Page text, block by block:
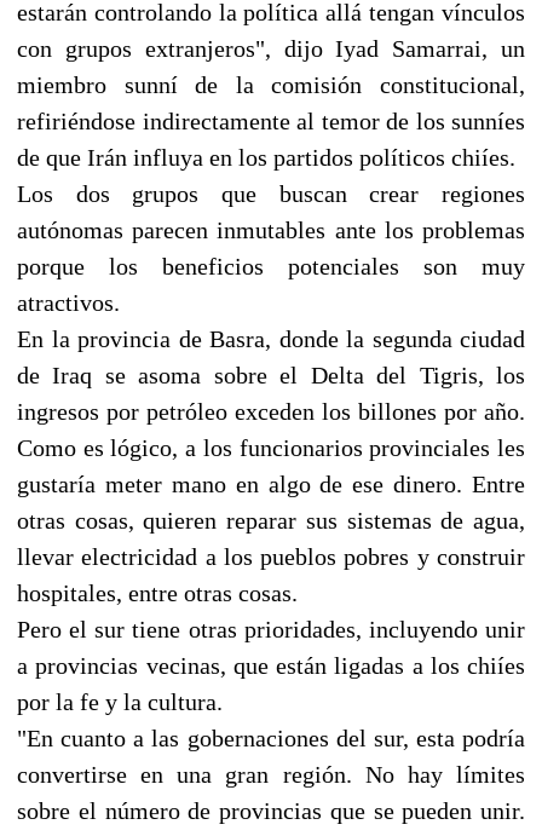
estarán controlando la política allá tengan vínculos
con grupos extranjeros", dijo Iyad Samarrai, un
miembro sunní de la comisión constitucional,
refiriéndose indirectamente al temor de los sunníes
de que Irán influya en los partidos políticos chiíes.
Los dos grupos que buscan crear regiones
autónomas parecen inmutables ante los problemas
porque los beneficios potenciales son muy
atractivos.
En la provincia de Basra, donde la segunda ciudad
de Iraq se asoma sobre el Delta del Tigris, los
ingresos por petróleo exceden los billones por año.
Como es lógico, a los funcionarios provinciales les
gustaría meter mano en algo de ese dinero. Entre
otras cosas, quieren reparar sus sistemas de agua,
llevar electricidad a los pueblos pobres y construir
hospitales, entre otras cosas.
Pero el sur tiene otras prioridades, incluyendo unir
a provincias vecinas, que están ligadas a los chiíes
por la fe y la cultura.
"En cuanto a las gobernaciones del sur, esta podría
convertirse en una gran región. No hay límites
sobre el número de provincias que se pueden unir.